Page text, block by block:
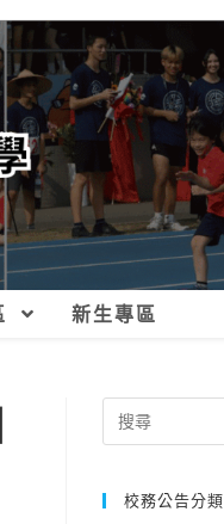
新生專區
Search
for:
校務公告分類